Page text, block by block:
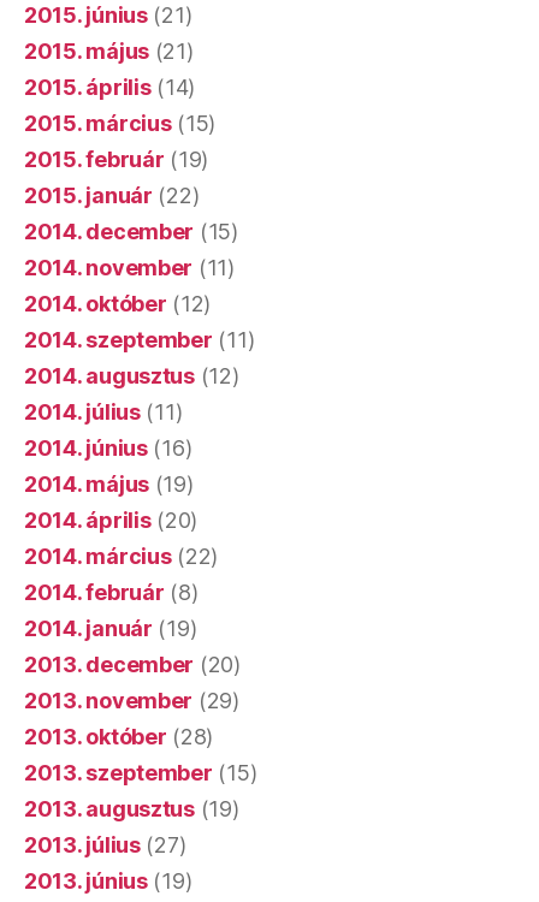
2015. június(21)
2015. május (21)
2015. április(14)
2015. március(15)
2015. február (19)
2015. január (22)
2014. december (15)
2014. november (11)
2014. október (12)
2014. szeptember (11)
2014. augusztus(12)
2014. július(11)
2014. június(16)
2014. május (19)
2014. április(20)
2014. március(22)
2014. február (8)
2014. január (19)
2013. december (20)
2013. november (29)
2013. október (28)
2013. szeptember (15)
2013. augusztus(19)
2013. július(27)
2013. június(19)